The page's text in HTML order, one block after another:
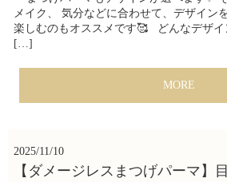
メイク、 気分などに合わせて、デザイン
楽しむのもオススメです🥰 どんなデザイ
[…]
MORE
2025/11/10
【ダメージレスまつげパーマ】